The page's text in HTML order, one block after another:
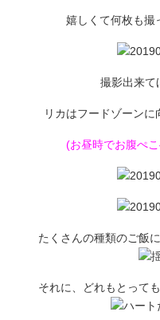
嬉しくて何枚も撮
撮影出来て
リカはフードゾーンに
(お昼時でお腹ぺ
たくさんの種類のご飯
それに、どれもとって